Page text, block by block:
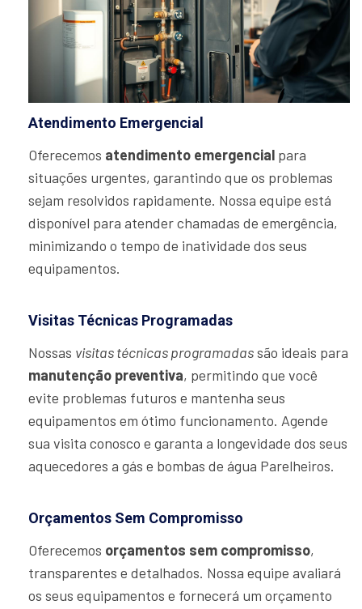
Atendimento Emergencial
Oferecemos atendimento emergencial para
situações urgentes, garantindo que os problemas
sejam resolvidos rapidamente. Nossa equipe está
disponível para atender chamadas de emergência,
minimizando o tempo de inatividade dos seus
equipamentos.
Visitas Técnicas Programadas
Nossas visitas técnicas programadassão ideais para
manutenção preventiva, permitindo que você
evite problemas futuros e mantenha seus
equipamentos em ótimo funcionamento. Agende
sua visita conosco e garanta a longevidade dos seus
aquecedores a gás e bombas de água Parelheiros.
Orçamentos Sem Compromisso
Oferecemos orçamentos sem compromisso,
transparentes e detalhados. Nossa equipe avaliará
os seus equipamentos e fornecerá um orçamento